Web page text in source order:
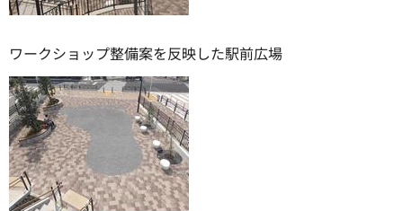
ワークショップ整備案を反映した駅前広場